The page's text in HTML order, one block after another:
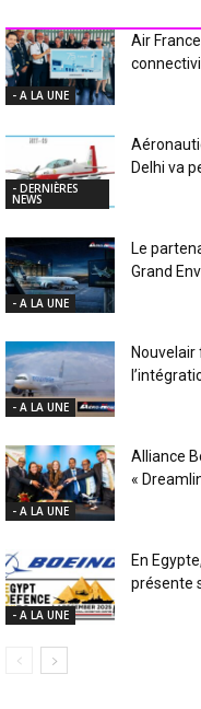
- A LA UNE
Air
- DERNIÈRES
NEWS
Delhi va
- A LA UNE
Le
Grand
- A LA UNE
- A LA UNE
Alliance
«
- A LA UNE
En
présente